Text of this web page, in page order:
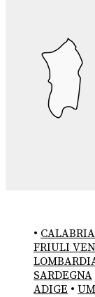
• CALABRIA
FRIULI
SARDEGNA
ADIGE •